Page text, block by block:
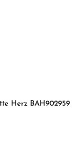
Herz BAH902959